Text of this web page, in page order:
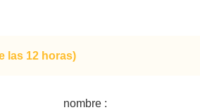
las 12 horas)
nombre :